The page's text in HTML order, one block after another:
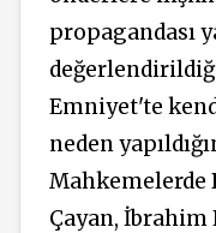
propagandası
Emniyet'te
neden
Mahkemelerde
Çayan, İbrahim